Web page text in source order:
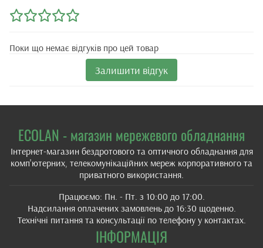
Поки що немає відгуків про цей товар
Залишити відгук
ECOLAN - магазин мережевого обладнання
Інтернет-магазин бездротового та оптичного обладнання для
комп'ютерних, телекомунікаційних мереж корпоративного та
приватного використання.
Працюємо: Пн. - Пт. з 10:00 до 17:00.
Надсилання оплачених замовлень до 16:30 щоденно.
Технічні питання та консультації по телефону у контактах.
ІНФОРМАЦІЯ